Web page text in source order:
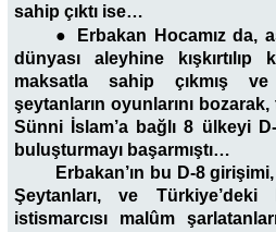
sahip çıktı ise…
●
Erbakan Hocamız da,
dünyası aleyhine
maksatla sahip çıkmış
şeytanların oyunlarını
Sünni İslam’a bağlı 8 ülkeyi D-
buluşturmayı başarmıştı…
Erbakan’ın bu D-8
Şeytanları, ve
istismarcısı malûm